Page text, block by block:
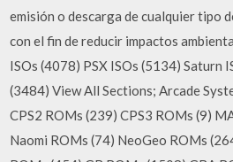
emisión o descarga de cualquier tipo
con el fin de reducir impactos
ISOs (4078) PSX ISOs (5134) Saturn
(3484) View All Sections; Arcade
CPS2 ROMs (239) CPS3 ROMs (9)
Naomi ROMs (74) NeoGeo ROMs